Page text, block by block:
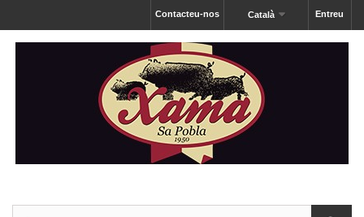
Entreu
Català
Contacteu-nos